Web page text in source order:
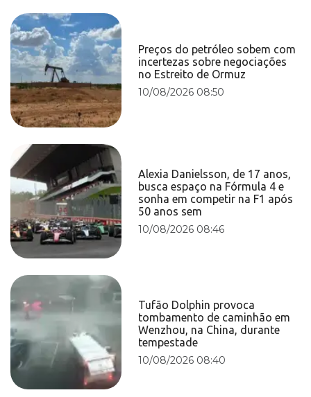
Preços do petróleo sobem com
incertezas sobre negociações
no Estreito de Ormuz
10/08/2026 08:50
Alexia Danielsson, de 17 anos,
busca espaço na Fórmula 4 e
sonha em competir na F1 após
50 anos sem
10/08/2026 08:46
Tufão Dolphin provoca
tombamento de caminhão em
Wenzhou, na China, durante
tempestade
10/08/2026 08:40